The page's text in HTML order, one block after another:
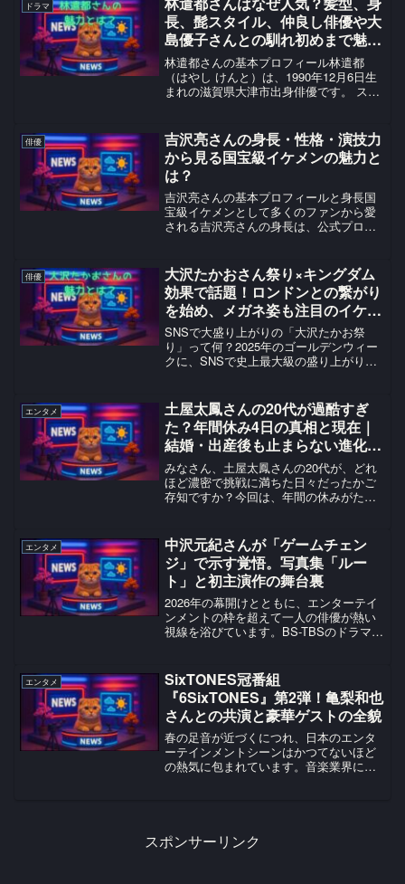
ドラマ
長、髭スタイル、仲良し俳優や大
島優子さんとの馴れ初めまで魅力
を調査！
林遣都さんの基本プロフィール林遣都
（はやし けんと）は、1990年12月6日生
まれの滋賀県大津市出身俳優です。 スタ
果たしました。 妻は元AKB48の大島優子
さんで...
俳優
吉沢亮さんの身長・性格・演技力
から見る国宝級イケメンの魅力と
は？
吉沢亮さんの基本プロフィールと身長国
宝級イケメンとして多くのファンから愛
される吉沢亮さんの身長は、公式プロフ
都出身の俳優として活動しています。吉
沢さんの身長に...
俳優
大沢たかおさん祭り×キングダム
効果で話題！ロンドンとの繋がり
を始め、メガネ姿も注目のイケメ
ン俳優の現在とは？
SNSで大盛り上がりの「大沢たかお祭
り」って何？2025年のゴールデンウィー
クに、SNSで史上最大級の盛り上がりを
グダム』で演じる王騎将軍の画像を使っ
て、主に子育てママた...
エンタメ
土屋太鳳さんの20代が過酷すぎ
た？年間休み4日の真相と現在｜
結婚・出産後も止まらない進化と
は？
みなさん、土屋太鳳さんの20代が、どれ
ほど濃密で挑戦に満ちた日々だったかご
存知ですか？今回は、年間の休みがたっ
彼女の魅力に迫ります！驚きの事実！土
屋太鳳さんの20代はまさに“挑戦の連続”だ
ったんです！
エンタメ
中沢元紀さんが「ゲームチェン
ジ」で示す覚悟。写真集「ルー
ト」と初主演作の舞台裏
2026年の幕開けとともに、エンターテイ
ンメントの枠を超えて一人の俳優が熱い
視線を浴びています。BS-TBSのドラマ
いと願いながらも一歩を踏み出せずにい
る人にとって、彼...
エンタメ
SixTONES冠番組
『6SixTONES』第2弾！亀梨和也
さんとの共演と豪華ゲストの全貌
春の足音が近づくにつれ、日本のエンタ
ーテインメントシーンはかつてないほど
の熱気に包まれています。音楽業界に目
スポンサーリンク